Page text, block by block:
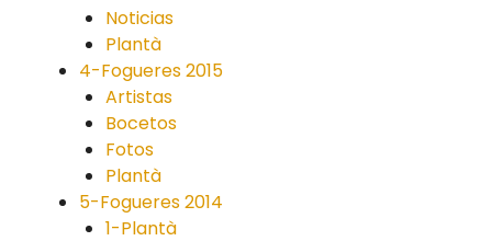
Noticias
Plantà
4-Fogueres 2015
Artistas
Bocetos
Fotos
Plantà
5-Fogueres 2014
1-Plantà